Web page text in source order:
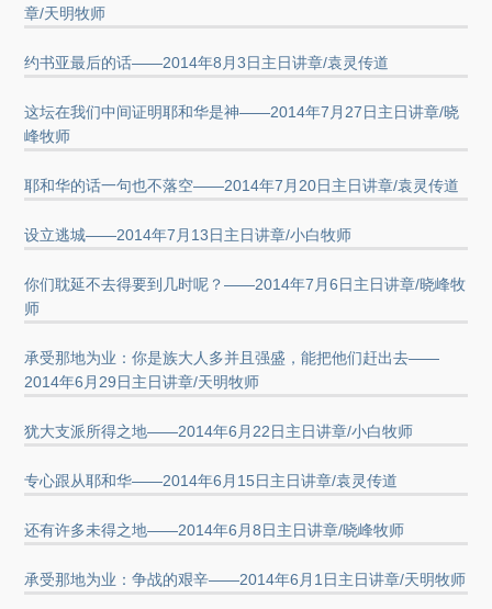
章/天明牧师
约书亚最后的话——2014年8月3日主日讲章/袁灵传道
这坛在我们中间证明耶和华是神——2014年7月27日主日讲章/晓
峰牧师
耶和华的话一句也不落空——2014年7月20日主日讲章/袁灵传道
设立逃城——2014年7月13日主日讲章/小白牧师
你们耽延不去得要到几时呢？——2014年7月6日主日讲章/晓峰牧
师
承受那地为业：你是族大人多并且强盛，能把他们赶出去——
2014年6月29日主日讲章/天明牧师
犹大支派所得之地——2014年6月22日主日讲章/小白牧师
专心跟从耶和华——2014年6月15日主日讲章/袁灵传道
还有许多未得之地——2014年6月8日主日讲章/晓峰牧师
承受那地为业：争战的艰辛——2014年6月1日主日讲章/天明牧师